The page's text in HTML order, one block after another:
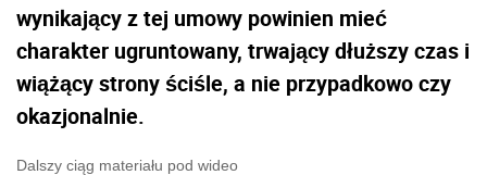
wynikający z tej umowy powinien mieć
charakter ugruntowany, trwający dłuższy czas i
wiążący strony ściśle, a nie przypadkowo czy
okazjonalnie.
Dalszy ciąg materiału pod wideo